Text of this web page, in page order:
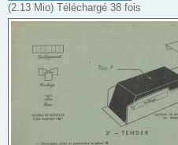
(2.13 Mio) Téléchargé 38 fois